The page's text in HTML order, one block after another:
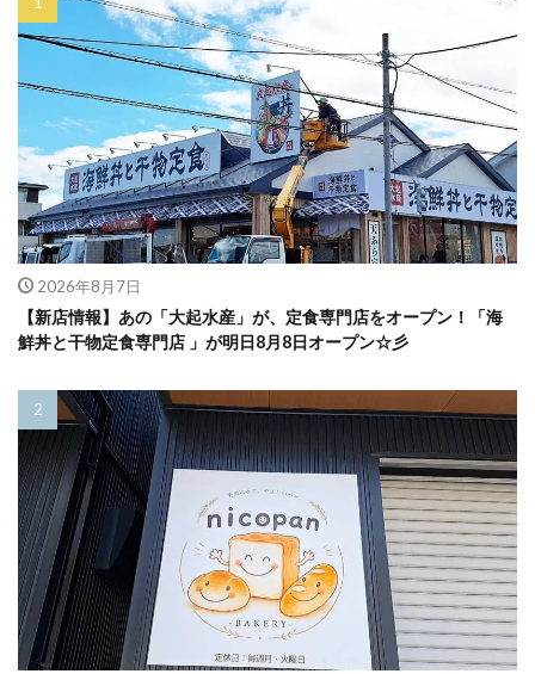
2026年8月7日
【新店情報】あの「大起水産」が、定食専門店をオープン！「海
鮮丼と干物定食専門店 」が明日8月8日オープン☆彡